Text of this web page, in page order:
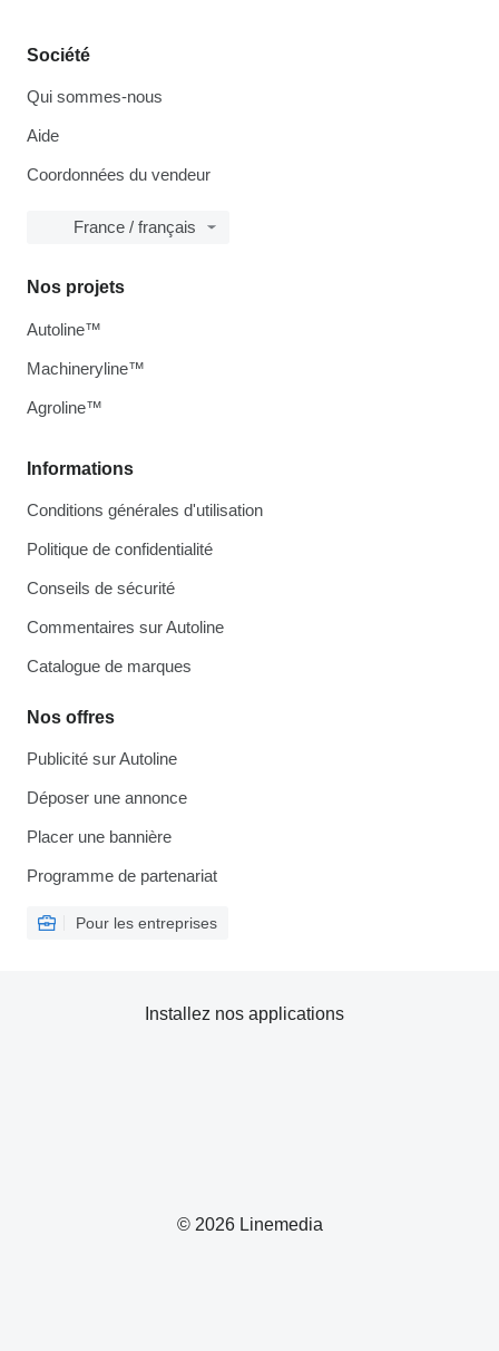
Société
Qui sommes-nous
Aide
Coordonnées du vendeur
France / français
Informations
Conditions générales d'utilisation
Politique de confidentialité
Conseils de sécurité
Commentaires sur Autoline
Catalogue de marques
Nos offres
Publicité sur Autoline
Déposer une annonce
Placer une bannière
Programme de partenariat
Pour les entreprises
Nos projets
Autoline™
Machineryline™
Agroline™
© 2026 Linemedia
Installez nos applications